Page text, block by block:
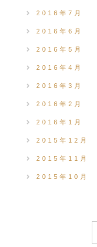
2016年7月
2016年6月
2016年5月
2016年4月
2016年3月
2016年2月
2016年1月
2015年12月
2015年11月
2015年10月